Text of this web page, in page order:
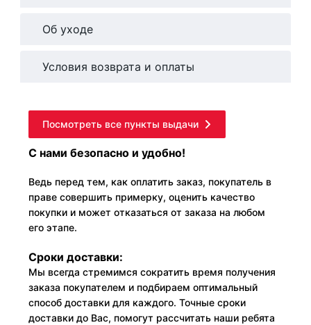
Об уходе
Условия возврата и оплаты
Посмотреть все пункты выдачи
С нами безопасно и удобно!
Ведь перед тем, как оплатить заказ, покупатель в
праве совершить примерку, оценить качество
покупки и может отказаться от заказа на любом
его этапе.
Сроки доставки:
Мы всегда стремимся сократить время получения
заказа покупателем и подбираем оптимальный
способ доставки для каждого. Точные сроки
доставки до Вас, помогут рассчитать наши ребята